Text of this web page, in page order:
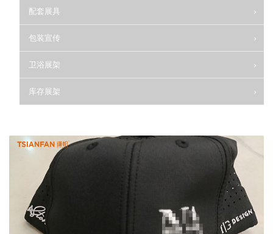
配套展具
包装宣传
卫浴展架
库存展架